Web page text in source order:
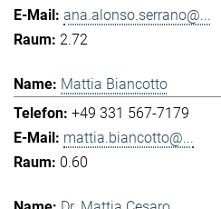
ana.alonso.serrano@...
2.72
Mattia Biancotto
+49 331 567-7179
mattia.biancotto@...
0.60